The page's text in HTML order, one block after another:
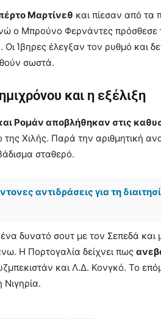
Μαρτίνεθ και πίεσαν από τα
ο Μπρούνο Φερνάντες πρόσθεσε
Ίβηρες έλεγξαν τον ρυθμό και
σωστά.
και η εξέλιξη
Ρομάν αποβλήθηκαν στις
Χιλής. Παρά την αριθμητική
σταθερό.
αντιδράσεις για τη
δυνατό σουτ με τον Σεπεδά
Η Πορτογαλία δείχνει πως
και Λ.Δ. Κονγκό. Το
Νιγηρία.